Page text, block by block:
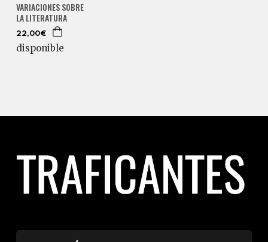
VARIACIONES SOBRE
LA LITERATURA
22,00€
disponible